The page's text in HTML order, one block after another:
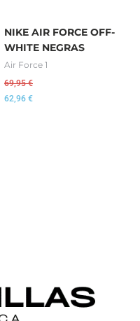
NIKE AIR FORCE OFF-
WHITE NEGRAS
Air Force 1
69,95€
62,96 €